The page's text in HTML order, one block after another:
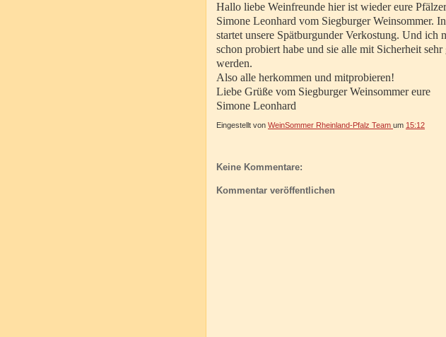
Hallo liebe Weinfreunde hier ist wieder eure
Simone Leonhard vom Siegburger Weinsommer.
startet unsere Spätburgunder Verkostung. Und ich
schon probiert habe und sie alle mit Sicherheit sehr
werden.
Also alle herkommen und mitprobieren!
Liebe Grüße vom Siegburger Weinsommer eure
Simone Leonhard
Eingestellt von WeinSommer Rheinland-Pfalz Team um 15:12
Keine Kommentare:
Kommentar veröffentlichen